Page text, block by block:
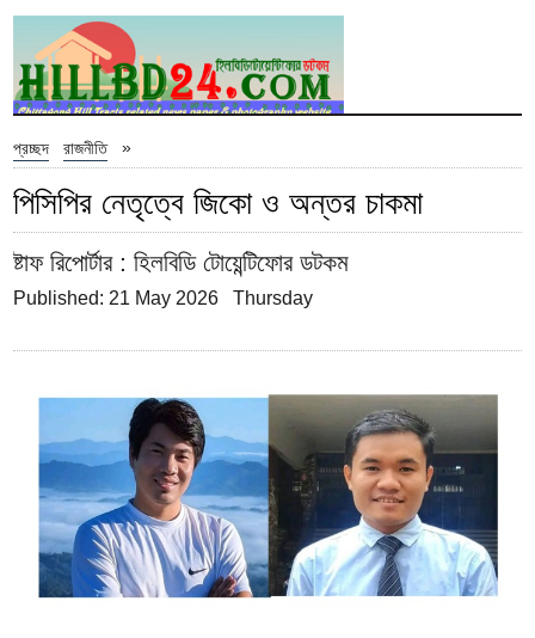
প্রচ্ছদ »
রাজনীতি
পিসিপির নেতৃত্বে জিকো ও অন্তর চাকমা
ষ্টাফ রিপোর্টার: হিলবিডি টোয়েন্টিফোর ডটকম
Published: 21 May 2026 Thursday